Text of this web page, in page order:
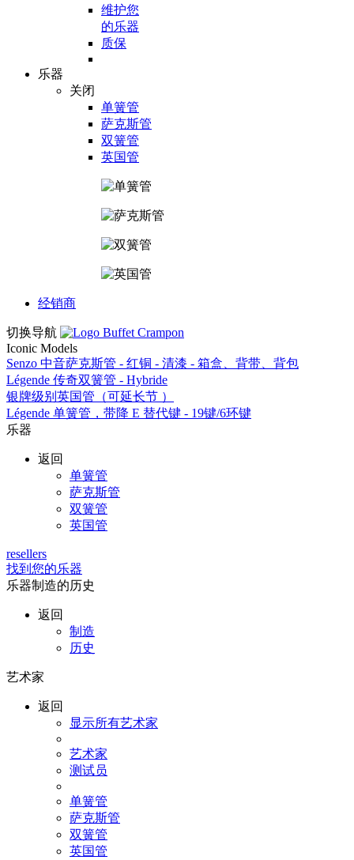
维护您
的乐器
质保
乐器
关闭
单簧管
萨克斯管
双簧管
英国管
经销商
切换导航
Iconic Models
Senzo 中音萨克斯管 - 红铜 - 清漆 - 箱盒、背带、背包
Légende 传奇双簧管 - Hybride
银牌级别英国管（可延长节 ）
Légende 单簧管，带降 E 替代键 - 19键/6环键
乐器
返回
单簧管
萨克斯管
双簧管
英国管
resellers
找到您的乐器
乐器制造的历史
返回
制造
历史
艺术家
返回
显示所有艺术家
艺术家
测试员
单簧管
萨克斯管
双簧管
英国管